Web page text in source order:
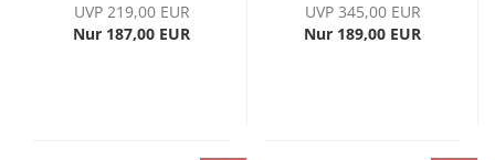
UVP 219,00 EUR
Nur 187,00 EUR
UVP 345,00 EUR
Nur 189,00 EUR